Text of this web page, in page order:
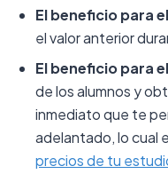
El beneficio para
el valor anterior
El beneficio para
de los alumnos y
inmediato que te
adelantado, lo cual
precios de tu